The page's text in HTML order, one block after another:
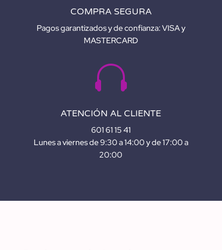
COMPRA SEGURA
Pagos garantizados y de confianza: VISA y
MASTERCARD

ATENCIÓN AL CLIENTE
601 61 15 41
Lunes a viernes de 9:30 a 14:00 y de 17:00 a
20:00